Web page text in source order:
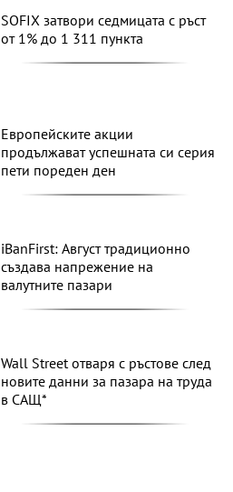
SOFIX затвори седмицата с ръст
от 1% до 1 311 пункта
Европейските акции
продължават успешната си серия
пети пореден ден
iBanFirst: Август традиционно
създава напрежение на
валутните пазари
Wall Street отваря с ръстове след
новите данни за пазара на труда
в САЩ*